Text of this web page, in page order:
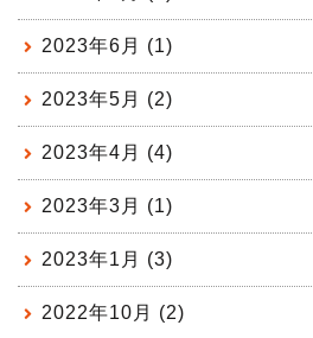
2023年6月 (1)
2023年5月 (2)
2023年4月 (4)
2023年3月 (1)
2023年1月 (3)
2022年10月 (2)